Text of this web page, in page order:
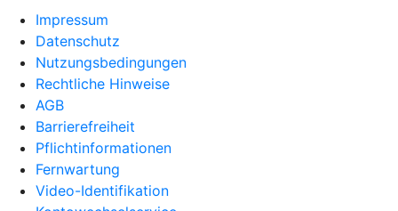
Impressum
Datenschutz
Nutzungsbedingungen
Rechtliche Hinweise
AGB
Barrierefreiheit
Pflichtinformationen
Fernwartung
Video-Identifikation